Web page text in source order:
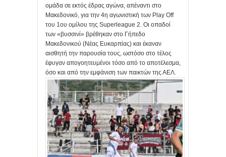
ομάδα σε εκτός έδρας αγώνα, απέναντι στο
Μακεδονικό, για την 4η αγωνιστική των Play Off
του 1ου ομίλου της Superleague 2. Οι οπαδοί
των «βυσσινί» βρέθηκαν στο Γήπεδο
Μακεδονικού (Νέας Ευκαρπίας) και έκαναν
αισθητή την παρουσία τους, ωστόσο στο τέλος
έφυγαν απογοητευμένοι τόσο από το αποτέλεσμα,
όσο και από την εμφάνιση των παικτών της ΑΕΛ.